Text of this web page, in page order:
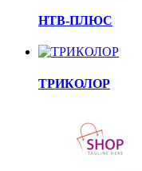
НТВ-ПЛЮС
ТРИКОЛОР